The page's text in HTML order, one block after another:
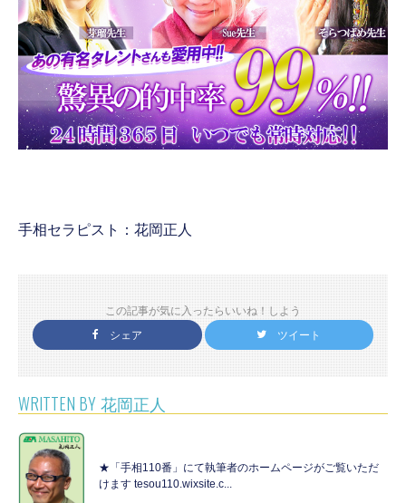
手相セラピスト：花岡正人
この記事が気に入ったらいいね！しよう
シェア
ツイート
WRITTEN BY 花岡正人
★「手相110番」にて執筆者のホームページがご覧いただ
けます tesou110.wixsite.c...